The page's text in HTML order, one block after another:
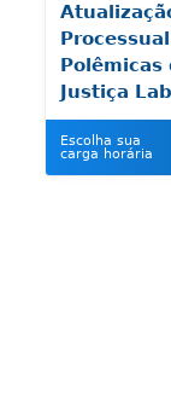
Polêmicas
Justiça
Escolha sua
carga horária